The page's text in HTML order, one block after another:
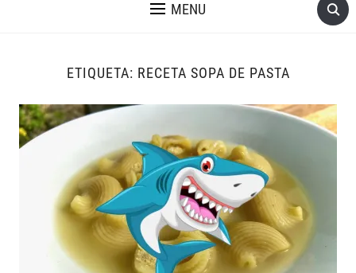
MENU
ETIQUETA: RECETA SOPA DE PASTA